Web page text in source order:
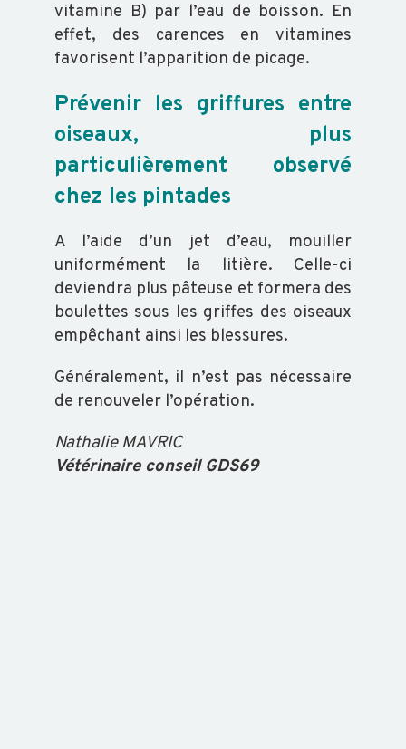
vitamine B) par l’eau de boisson. En
effet, des carences en vitamines
favorisent l’apparition de picage.
Prévenir les griffures entre
oiseaux, plus
particulièrement observé
chez les pintades
A l’aide d’un jet d’eau, mouiller
uniformément la litière. Celle-ci
deviendra plus pâteuse et formera des
boulettes sous les griffes des oiseaux
empêchant ainsi les blessures.
Généralement, il n’est pas nécessaire
de renouveler l’opération.
Nathalie MAVRIC
Vétérinaire conseil GDS69